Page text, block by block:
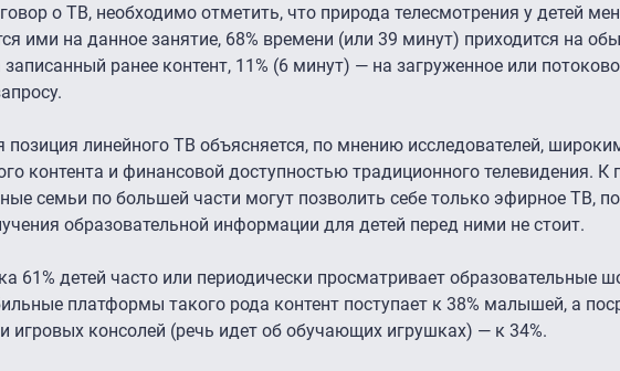
о ТВ, необходимо отметить, что природа телесмотрения у детей
ими на данное занятие, 68% времени (или 39 минут) приходится на
ранее контент, 11% (6 минут) — на загруженное или
линейного ТВ объясняется, по мнению исследователей,
контента и финансовой доступностью традиционного телевидения. К
семьи по большей части могут позволить себе только эфирное ТВ,
образовательной информации для детей перед ними не стоит.
61% детей часто или периодически просматривает образовательные
платформы такого рода контент поступает к 38% малышей, а
игровых консолей (речь идет об обучающих игрушках) — к 34%.